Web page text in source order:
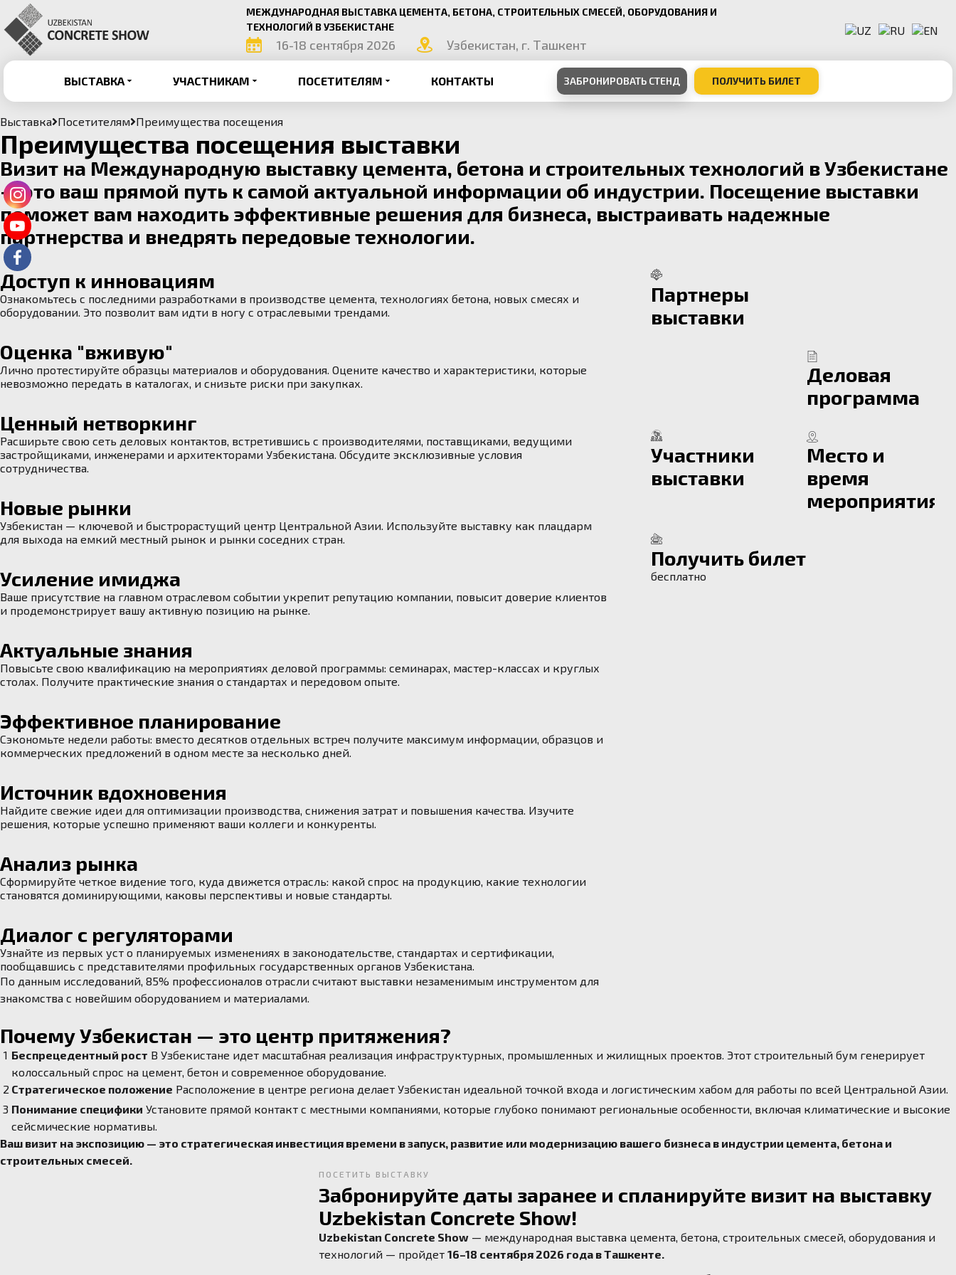
МЕЖДУНАРОДНАЯ ВЫСТАВКА ЦЕМЕНТА, БЕТОНА, СТРОИТЕЛЬНЫХ СМЕСЕЙ, ОБОРУДОВАНИЯ И
ТЕХНОЛОГИЙ В УЗБЕКИСТАНЕ
16-18 сентября 2026 Узбекистан, г. Ташкент
ВЫСТАВКА УЧАСТНИКАМ ПОСЕТИТЕЛЯМ КОНТАКТЫ ЗАБРОНИРОВАТЬ СТЕНД ПОЛУЧИТЬ БИЛЕТ
Выставка Посетителям Преимущества посещения
Преимущества посещения выставки
Визит на Международную выставку цемента, бетона и строительных технологий в Узбекистане
— это ваш прямой путь к самой актуальной информации об индустрии. Посещение выставки
поможет вам находить эффективные решения для бизнеса, выстраивать надежные
партнерства и внедрять передовые технологии.
Доступ к инновациям
Ознакомьтесь с последними разработками в производстве цемента, технологиях бетона, новых смесях и
оборудовании. Это позволит вам идти в ногу с отраслевыми трендами.
Оценка "вживую"
Лично протестируйте образцы материалов и оборудования. Оцените качество и характеристики, которые
невозможно передать в каталогах, и снизьте риски при закупках.
Ценный нетворкинг
Расширьте свою сеть деловых контактов, встретившись с производителями, поставщиками, ведущими
застройщиками, инженерами и архитекторами Узбекистана. Обсудите эксклюзивные условия
сотрудничества.
Новые рынки
Узбекистан — ключевой и быстрорастущий центр Центральной Азии. Используйте выставку как плацдарм
для выхода на емкий местный рынок и рынки соседних стран.
Усиление имиджа
Ваше присутствие на главном отраслевом событии укрепит репутацию компании, повысит доверие клиентов
и продемонстрирует вашу активную позицию на рынке.
Актуальные знания
Повысьте свою квалификацию на мероприятиях деловой программы: семинарах, мастер-классах и круглых
столах. Получите практические знания о стандартах и передовом опыте.
Эффективное планирование
Сэкономьте недели работы: вместо десятков отдельных встреч получите максимум информации, образцов и
коммерческих предложений в одном месте за несколько дней.
Источник вдохновения
Найдите свежие идеи для оптимизации производства, снижения затрат и повышения качества. Изучите
решения, которые успешно применяют ваши коллеги и конкуренты.
Анализ рынка
Сформируйте четкое видение того, куда движется отрасль: какой спрос на продукцию, какие технологии
становятся доминирующими, каковы перспективы и новые стандарты.
Диалог с регуляторами
Узнайте из первых уст о планируемых изменениях в законодательстве, стандартах и сертификации,
пообщавшись с представителями профильных государственных органов Узбекистана.
По данным исследований, 85% профессионалов отрасли считают выставки незаменимым инструментом для
знакомства с новейшим оборудованием и материалами.
Партнеры
выставки
Деловая
программа
Участники
выставки
Место и
время
мероприятия
Получить билет
бесплатно
Почему Узбекистан — это центр притяжения?
Беспрецедентный рост В Узбекистане идет масштабная реализация инфраструктурных, промышленных и жилищных проектов. Этот строительный бум генерирует
колоссальный спрос на цемент, бетон и современное оборудование.
Стратегическое положение Расположение в центре региона делает Узбекистан идеальной точкой входа и логистическим хабом для работы по всей Центральной Азии.
Понимание специфики Установите прямой контакт с местными компаниями, которые глубоко понимают региональные особенности, включая климатические и высокие
сейсмические нормативы.
Ваш визит на экспозицию — это стратегическая инвестиция времени в запуск, развитие или модернизацию вашего бизнеса в индустрии цемента, бетона и
строительных смесей.
ПОСЕТИТЬ ВЫСТАВКУ
Забронируйте даты заранее и спланируйте визит на выставку
Uzbekistan Concrete Show!
Uzbekistan Concrete Show— международная выставка цемента, бетона, строительных смесей, оборудования и
технологий — пройдет 16–18 сентября 2026 года в Ташкенте.